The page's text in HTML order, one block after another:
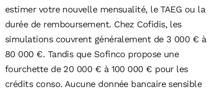
estimer votre nouvelle mensualité, le TAEG ou la
durée de remboursement. Chez Cofidis, les
simulations couvrent généralement de 3 000 € à
80 000 €. Tandis que Sofinco propose une
fourchette de 20 000 € à 100 000 € pour les
crédits conso. Aucune donnée bancaire sensible